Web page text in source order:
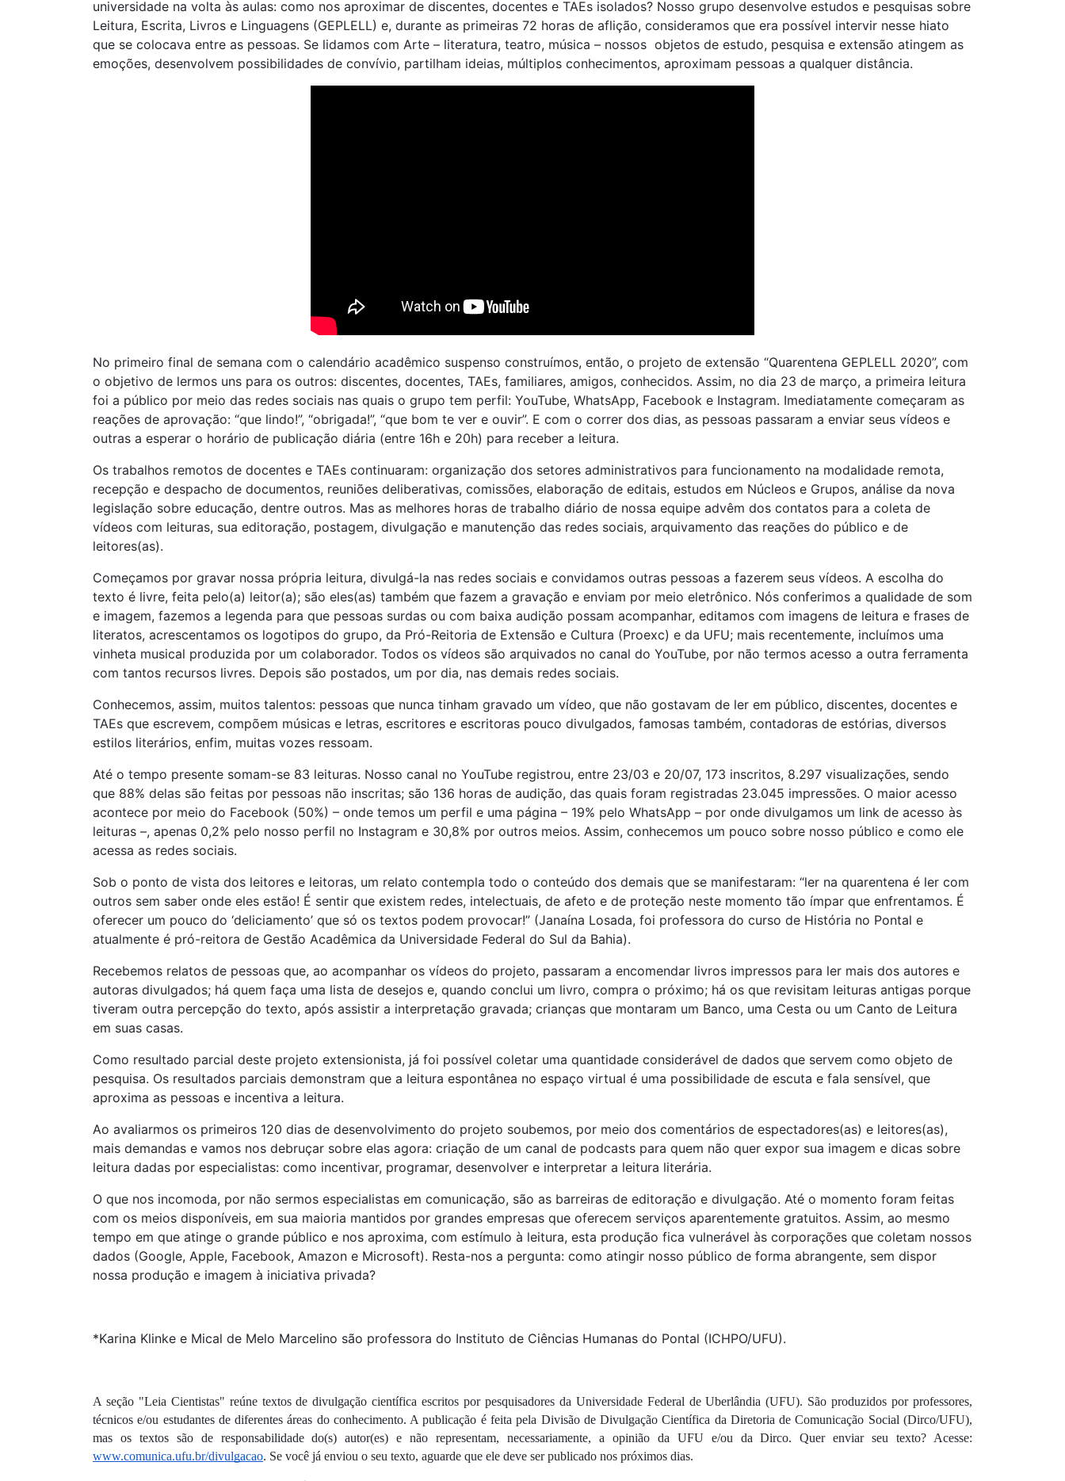
universidade na volta às aulas: como nos aproximar de discentes, docentes e TAEs isolados? Nosso grupo desenvolve estudos e pesquisas sobre
Leitura, Escrita, Livros e Linguagens (GEPLELL) e, durante as primeiras 72 horas de aflição, consideramos que era possível intervir nesse hiato
que se colocava entre as pessoas. Se lidamos com Arte – literatura, teatro, música – nossos objetos de estudo, pesquisa e extensão atingem as
emoções, desenvolvem possibilidades de convívio, partilham ideias, múltiplos conhecimentos, aproximam pessoas a qualquer distância.
No primeiro final de semana com o calendário acadêmico suspenso construímos, então, o projeto de extensão “Quarentena GEPLELL 2020”, com
o objetivo de lermos uns para os outros: discentes, docentes, TAEs, familiares, amigos, conhecidos. Assim, no dia 23 de março, a primeira leitura
foi a público por meio das redes sociais nas quais o grupo tem perfil: YouTube, WhatsApp, Facebook e Instagram. Imediatamente começaram as
reações de aprovação: “que lindo!”, “obrigada!”, “que bom te ver e ouvir”. E com o correr dos dias, as pessoas passaram a enviar seus vídeos e
outras a esperar o horário de publicação diária (entre 16h e 20h) para receber a leitura.
Os trabalhos remotos de docentes e TAEs continuaram: organização dos setores administrativos para funcionamento na modalidade remota,
recepção e despacho de documentos, reuniões deliberativas, comissões, elaboração de editais, estudos em Núcleos e Grupos, análise da nova
legislação sobre educação, dentre outros. Mas as melhores horas de trabalho diário de nossa equipe advêm dos contatos para a coleta de
vídeos com leituras, sua editoração, postagem, divulgação e manutenção das redes sociais, arquivamento das reações do público e de
leitores(as).
Começamos por gravar nossa própria leitura, divulgá-la nas redes sociais e convidamos outras pessoas a fazerem seus vídeos. A escolha do
texto é livre, feita pelo(a) leitor(a); são eles(as) também que fazem a gravação e enviam por meio eletrônico. Nós conferimos a qualidade de som
e imagem, fazemos a legenda para que pessoas surdas ou com baixa audição possam acompanhar, editamos com imagens de leitura e frases de
literatos, acrescentamos os logotipos do grupo, da Pró-Reitoria de Extensão e Cultura (Proexc) e da UFU; mais recentemente, incluímos uma
vinheta musical produzida por um colaborador. Todos os vídeos são arquivados no canal do YouTube, por não termos acesso a outra ferramenta
com tantos recursos livres. Depois são postados, um por dia, nas demais redes sociais.
Conhecemos, assim, muitos talentos: pessoas que nunca tinham gravado um vídeo, que não gostavam de ler em público, discentes, docentes e
TAEs que escrevem, compõem músicas e letras, escritores e escritoras pouco divulgados, famosas também, contadoras de estórias, diversos
estilos literários, enfim, muitas vozes ressoam.
Até o tempo presente somam-se 83 leituras. Nosso canal no YouTube registrou, entre 23/03 e 20/07, 173 inscritos, 8.297 visualizações, sendo
que 88% delas são feitas por pessoas não inscritas; são 136 horas de audição, das quais foram registradas 23.045 impressões. O maior acesso
acontece por meio do Facebook (50%) – onde temos um perfil e uma página – 19% pelo WhatsApp – por onde divulgamos um link de acesso às
leituras –, apenas 0,2% pelo nosso perfil no Instagram e 30,8% por outros meios. Assim, conhecemos um pouco sobre nosso público e como ele
acessa as redes sociais.
Sob o ponto de vista dos leitores e leitoras, um relato contempla todo o conteúdo dos demais que se manifestaram: “ler na quarentena é ler com
outros sem saber onde eles estão! É sentir que existem redes, intelectuais, de afeto e de proteção neste momento tão ímpar que enfrentamos. É
oferecer um pouco do ‘deliciamento’ que só os textos podem provocar!” (Janaína Losada, foi professora do curso de História no Pontal e
atualmente é pró-reitora de Gestão Acadêmica da Universidade Federal do Sul da Bahia).
Recebemos relatos de pessoas que, ao acompanhar os vídeos do projeto, passaram a encomendar livros impressos para ler mais dos autores e
autoras divulgados; há quem faça uma lista de desejos e, quando conclui um livro, compra o próximo; há os que revisitam leituras antigas porque
tiveram outra percepção do texto, após assistir a interpretação gravada; crianças que montaram um Banco, uma Cesta ou um Canto de Leitura
em suas casas.
Como resultado parcial deste projeto extensionista, já foi possível coletar uma quantidade considerável de dados que servem como objeto de
pesquisa. Os resultados parciais demonstram que a leitura espontânea no espaço virtual é uma possibilidade de escuta e fala sensível, que
aproxima as pessoas e incentiva a leitura.
Ao avaliarmos os primeiros 120 dias de desenvolvimento do projeto soubemos, por meio dos comentários de espectadores(as) e leitores(as),
mais demandas e vamos nos debruçar sobre elas agora: criação de um canal de podcasts para quem não quer expor sua imagem e dicas sobre
leitura dadas por especialistas: como incentivar, programar, desenvolver e interpretar a leitura literária.
O que nos incomoda, por não sermos especialistas em comunicação, são as barreiras de editoração e divulgação. Até o momento foram feitas
com os meios disponíveis, em sua maioria mantidos por grandes empresas que oferecem serviços aparentemente gratuitos. Assim, ao mesmo
tempo em que atinge o grande público e nos aproxima, com estímulo à leitura, esta produção fica vulnerável às corporações que coletam nossos
dados (Google, Apple, Facebook, Amazon e Microsoft). Resta-nos a pergunta: como atingir nosso público de forma abrangente, sem dispor
nossa produção e imagem à iniciativa privada?
*Karina Klinke e Mical de Melo Marcelino são professora do Instituto de Ciências Humanas do Pontal (ICHPO/UFU).
A seção "Leia Cientistas" reúne textos de divulgação científica escritos por pesquisadores da Universidade Federal de Uberlândia (UFU). São produzidos por professores,
técnicos e/ou estudantes de diferentes áreas do conhecimento. A publicação é feita pela Divisão de Divulgação Científica da Diretoria de Comunicação Social (Dirco/UFU),
www.comunica.ufu.br/divulgacao. Se você já enviou o seu texto, aguarde que ele deve ser publicado nos próximos dias.